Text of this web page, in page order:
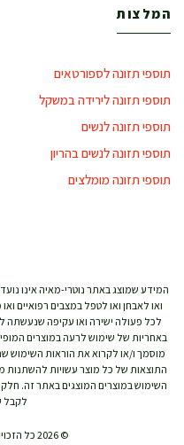
המלצות
תוספי תזונה לספורטאים
תוספי תזונה לירידה במשקל
תוספי תזונה לנשים
תוספי תזונה לנשים בהריון
תוספי תזונה מומלצים
המידע שמוצג באתר נוטרי-מאיה אינו
ואו לאבחן ואו לטפל במצבים רפואיים
לכל פעולה ישירה ואו עקיפה שנעשתה
באחריות של שימוש לרעה במוצרים
מוסמך ו/או לקרוא את הוראות השימוש
התוצאות של כל מוצר עשויות להשתנות
השימוש במוצרים המוצגים באתר זה. חלק
לקבל
© 2026 כל הזכויות שמורות לנוטרי-מאיה